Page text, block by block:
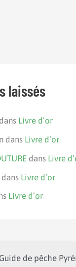
laissés
dans Livre d’or
dans Livre d’or
dans Livre
dans Livre d’or
Livre d’or
de pêche